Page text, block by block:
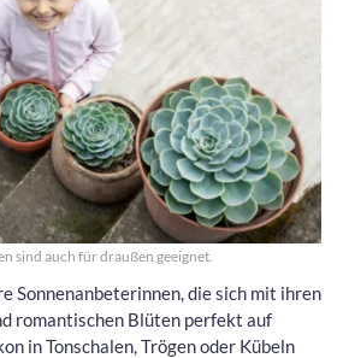
sind auch für draußen geeignet.
Sonnenanbeterinnen, die sich mit ihren
romantischen Blüten perfekt auf
in Tonschalen, Trögen oder Kübeln